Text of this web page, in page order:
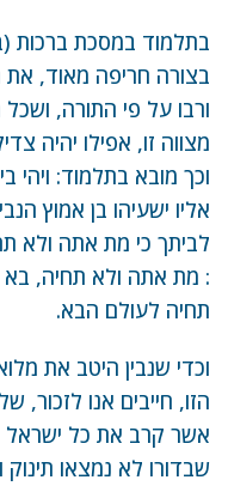
בתלמוד במסכת ברכות
בצורה חריפה מאוד, את
ורבו על פי התורה, ושכל
מצווה זו, אפילו יהיה
וכך מובא בתלמוד: ויהי
אליו ישעיהו בן אמוץ
לביתך כי מת אתה ולא
: מת אתה ולא תחיה,
תחיה לעולם הבא.
וכדי שנבין היטב את
הזו, חייבים אנו
אשר קרב את כל ישראל
שבדורו לא נמצאו